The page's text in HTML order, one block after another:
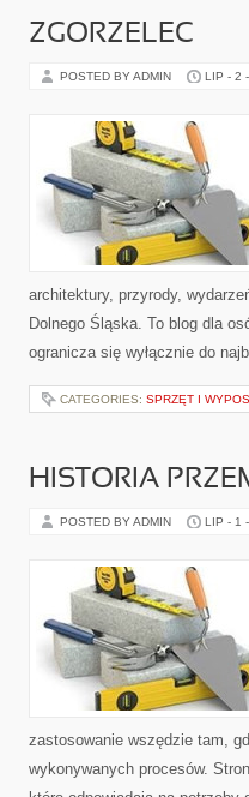
ZGORZELEC
POSTED BY ADMIN LIP - 2
architektury, przyrody,
Dolnego Śląska. To blog dla
ogranicza się wyłącznie do
CATEGORIES: SPRZĘT I
HISTORIA
POSTED BY ADMIN LIP - 1
zastosowanie wszędzie tam,
wykonywanych procesów.